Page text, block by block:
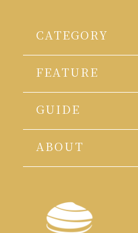
CATEGORY
FEATURE
GUIDE
ABOUT